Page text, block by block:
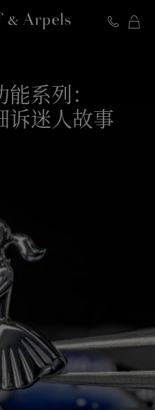
Arpels系列：
诉迷人故事